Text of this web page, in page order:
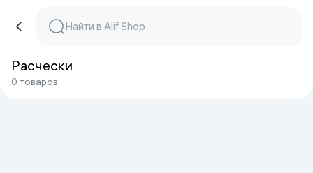
Расчески
0 товаров